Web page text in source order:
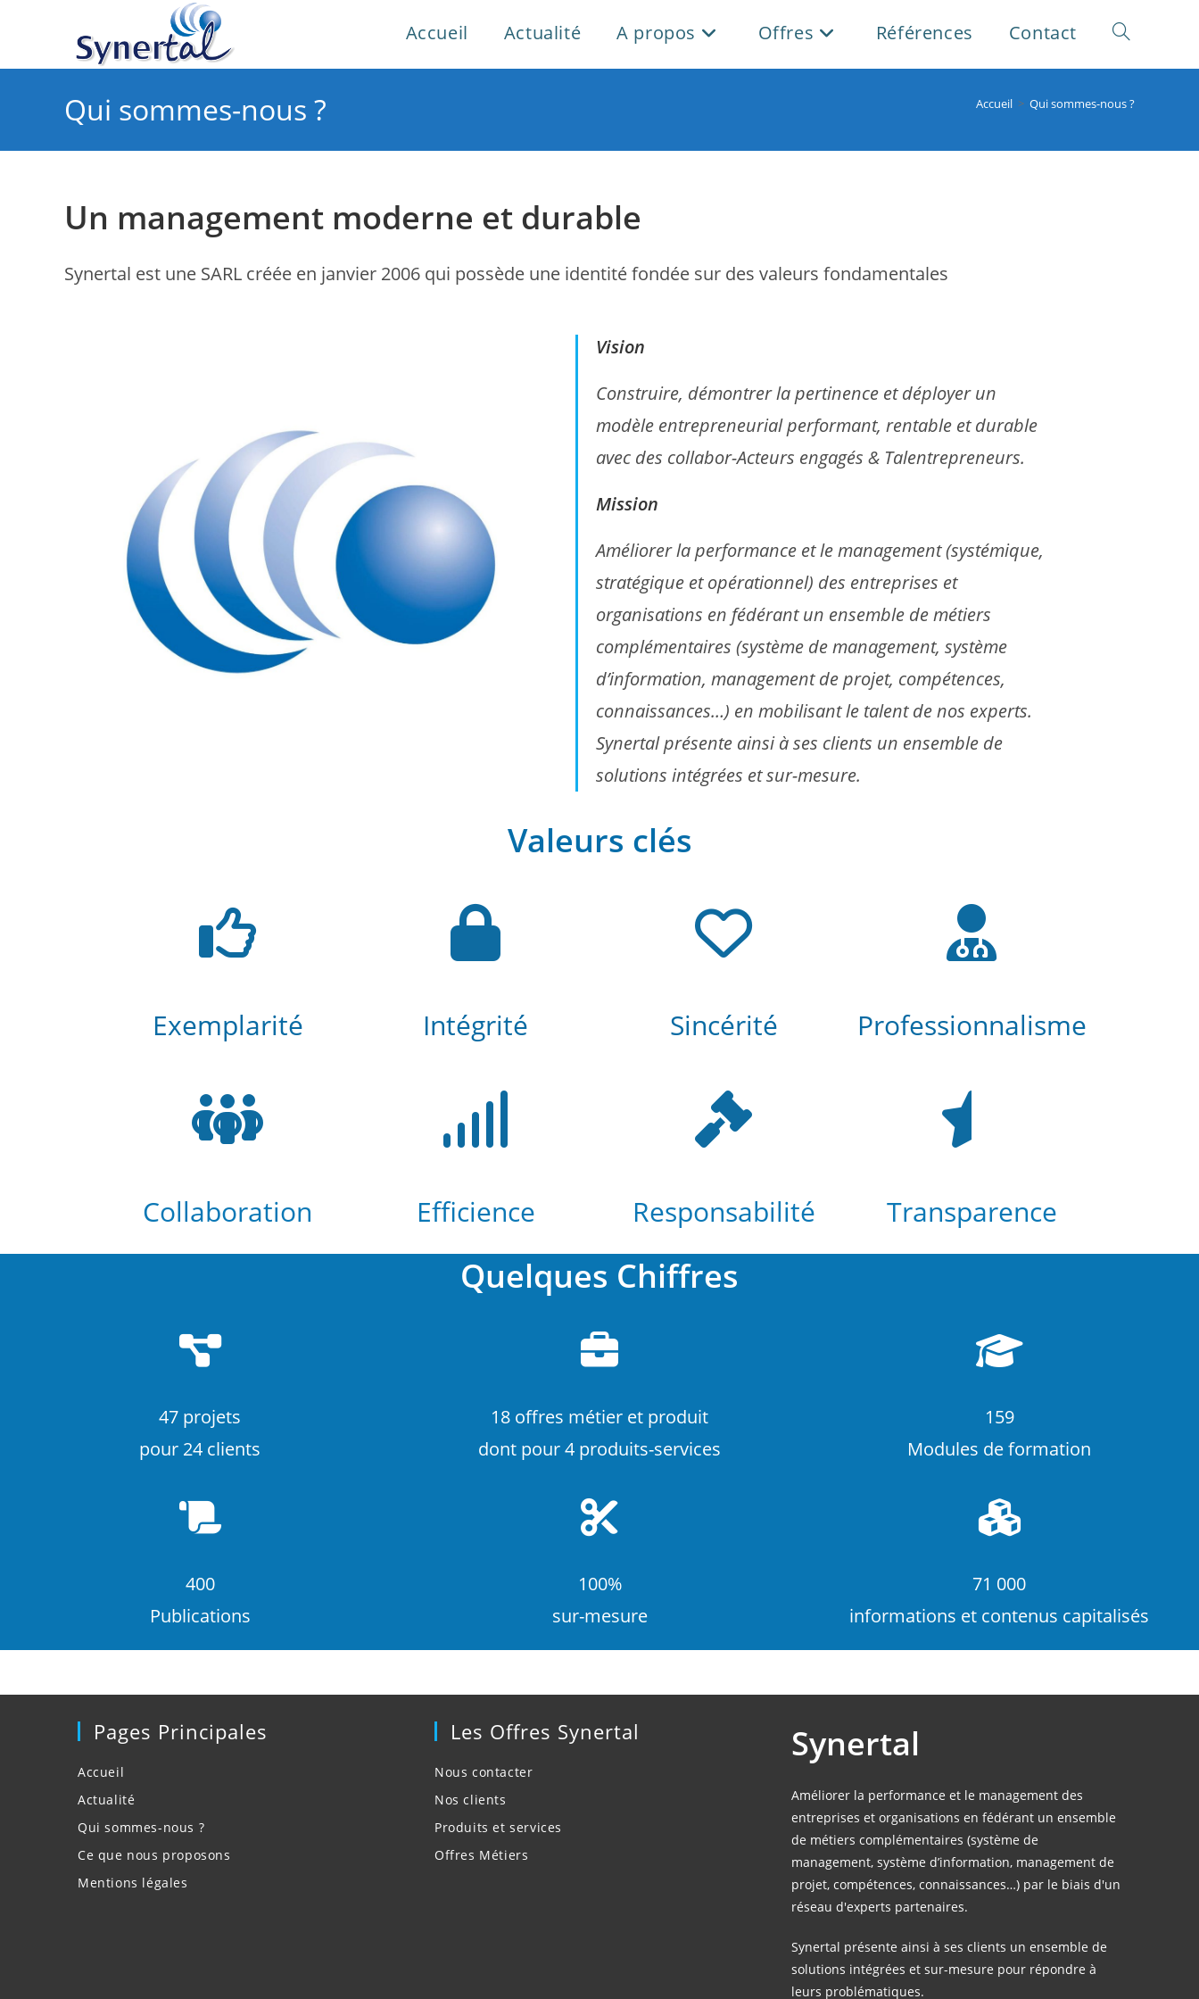
Accueil Actualité A propos Offres Références Contact Toggle
website
Qui sommes-nous ? Accueil > Qui sommes-nous ?
Un management moderne et durable
Synertal est une SARL créée en janvier 2006 qui possède une identité fondée sur des valeurs fondamentales
Vision
Construire, démontrer la pertinence et déployer un
modèle entrepreneurial performant, rentable et durable
avec des collabor-Acteurs engagés & Talentrepreneurs.
Mission
Améliorer la performance et le management (systémique,
stratégique et opérationnel) des entreprises et
organisations en fédérant un ensemble de métiers
complémentaires (système de management, système
d’information, management de projet, compétences,
connaissances…) en mobilisant le talent de nos experts.
Synertal présente ainsi à ses clients un ensemble de
solutions intégrées et sur-mesure.
Valeurs clés
Exemplarité Intégrité Sincérité Professionnalisme
Collaboration Efficience Responsabilité Transparence
Quelques Chiffres
47 projets
pour 24 clients
18 offres métier et produit
dont pour 4 produits-services
159
Modules de formation
400
Publications
100%
sur-mesure
71 000
informations et contenus capitalisés
Pages Principales
Accueil
Actualité
Qui sommes-nous ?
Ce que nous proposons
Mentions légales
Les Offres Synertal
Nous contacter
Nos clients
Produits et services
Offres Métiers
Synertal
Améliorer la performance et le management des
entreprises et organisations en fédérant un ensemble
de métiers complémentaires (système de
management, système d’information, management de
projet, compétences, connaissances…) par le biais d'un
réseau d'experts partenaires.
Synertal présente ainsi à ses clients un ensemble de
solutions intégrées et sur-mesure pour répondre à
leurs problématiques.